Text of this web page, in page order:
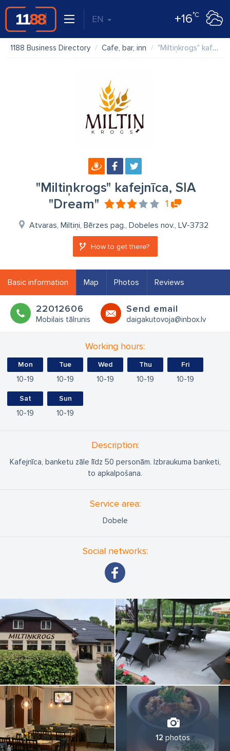
EN +16°C
1188 Business Directory Cafe, bar, inn "Miltiņkrogs" kafejnīca, SIA "Dream"
"Miltiņkrogs" kafejnīca, SIA
"Dream"
1
Atvaras, Miltiņi, Bērzes pag., Dobeles nov., LV-3732
How to get there?
Basic information Map Photos Reviews
22012606
Mobilais tālrunis
Send email
daigakutovoja@inbox.lv
Working hours:
Mon
10 19
Tue
10 19
Wed
10 19
Thu
10 19
Fri
10 19
Sat
10 19
Sun
10 19
Description:
Kafejnīca, banketu zāle līdz 50 personām. Izbraukuma banketi,
to apkalpošana.
Service area:
Dobele
Social networks:
12 photos